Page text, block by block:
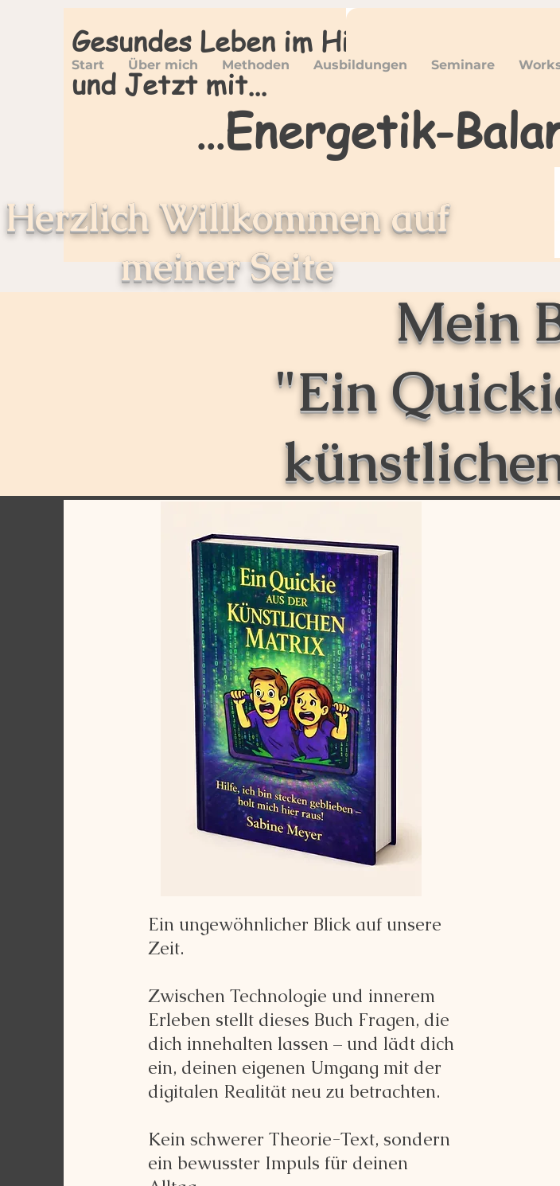
Gesundes Leben im Hier
und Jetzt mit...
Start Über mich Methoden Ausbildungen Seminare
...Energetik-
Herzlich Willkommen auf
meiner Seite
Mein
"Ein
Ein ungewöhnlicher Blick auf unsere
Zeit.
Zwischen Technologie und innerem
Erleben stellt dieses Buch Fragen, die
dich innehalten lassen – und lädt dich
ein, deinen eigenen Umgang mit der
digitalen Realität neu zu betrachten.
Kein schwerer Theorie-Text, sondern
ein bewusster Impuls für deinen